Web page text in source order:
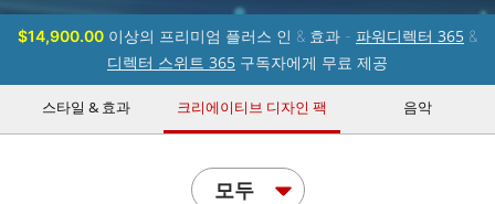
$14,900.00 이상의 프리미엄 플러스 인 & 효과 - 파워디렉터 365 &
디렉터 스위트 365 구독자에게 무료 제공
스타일 & 효과 크리에이티브 디자인 팩 음악
모두